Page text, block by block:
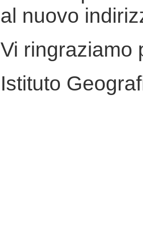
al nuovo
Vi ringraziamo
Istituto